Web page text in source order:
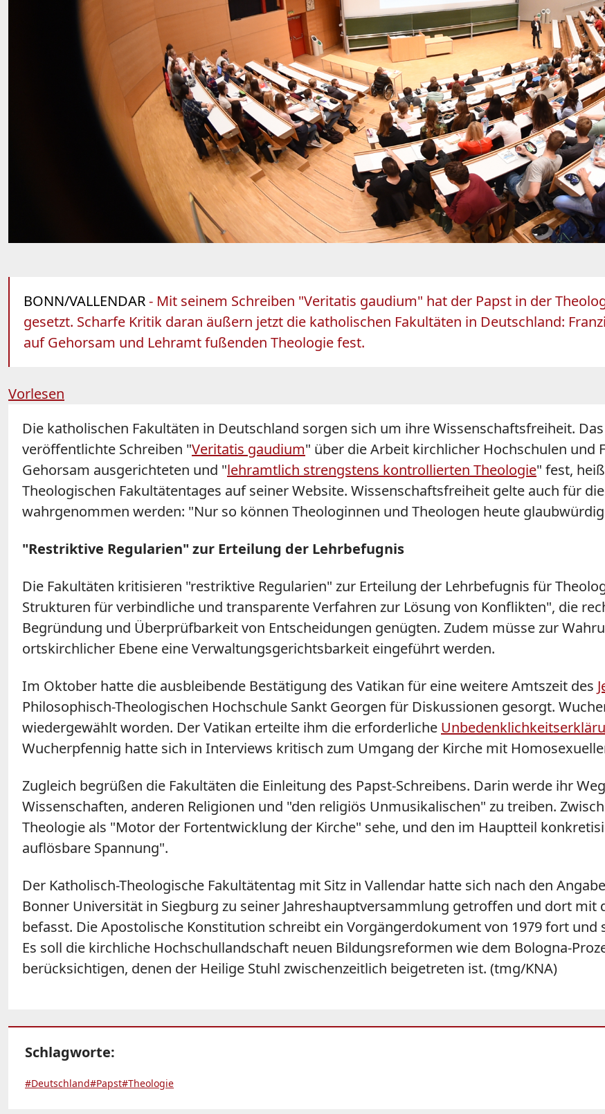
BONN/VALLENDAR- Mit seinem Schreiben "Veritatis gaudium" hat der Papst in der
gesetzt. Scharfe Kritik daran äußern jetzt die katholischen Fakultäten in Deutschland:
auf Gehorsam und Lehramt fußenden Theologie fest.
Vorlesen
Die katholischen Fakultäten in Deutschland sorgen sich um ihre Wissenschaftsfreiheit.
veröffentlichte Schreiben "Veritatis gaudium" über die Arbeit kirchlicher Hochschulen und
Gehorsam ausgerichteten und "lehramtlich strengstens kontrollierten Theologie" fest,
Theologischen Fakultätentages auf seiner Website. Wissenschaftsfreiheit gelte auch für
wahrgenommen werden: "Nur so können Theologinnen und Theologen heute
"Restriktive Regularien" zur Erteilung der Lehrbefugnis
Die Fakultäten kritisieren "restriktive Regularien" zur Erteilung der Lehrbefugnis für
Strukturen für verbindliche und transparente Verfahren zur Lösung von Konflikten", die
Begründung und Überprüfbarkeit von Entscheidungen genügten. Zudem müsse zur
ortskirchlicher Ebene eine Verwaltungsgerichtsbarkeit eingeführt werden.
Im Oktober hatte die ausbleibende Bestätigung des Vatikan für eine weitere Amtszeit des
Philosophisch-Theologischen Hochschule Sankt Georgen für Diskussionen gesorgt.
wiedergewählt worden. Der Vatikan erteilte ihm die erforderliche
Wucherpfennig hatte sich in Interviews kritisch zum Umgang der Kirche mit
Zugleich begrüßen die Fakultäten die Einleitung des Papst-Schreibens. Darin werde ihr
Wissenschaften, anderen Religionen und "den religiös Unmusikalischen" zu treiben.
Theologie als "Motor der Fortentwicklung der Kirche" sehe, und den im Hauptteil
auflösbare Spannung".
Der Katholisch-Theologische Fakultätentag mit Sitz in Vallendar hatte sich nach den
Bonner Universität in Siegburg zu seiner Jahreshauptversammlung getroffen und dort
befasst. Die Apostolische Konstitution schreibt ein Vorgängerdokument von 1979 fort und
Es soll die kirchliche Hochschullandschaft neuen Bildungsreformen wie dem Bologna-
berücksichtigen, denen der Heilige Stuhl zwischenzeitlich beigetreten ist. (tmg/KNA)
Schlagworte:
#Deutschland#Papst#Theologie